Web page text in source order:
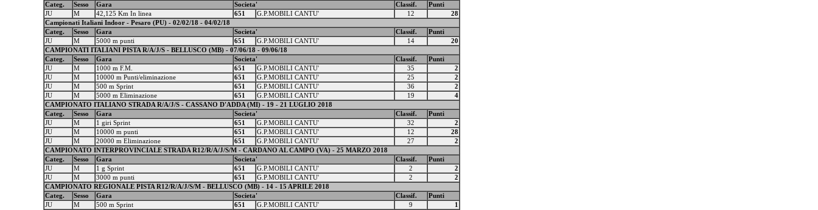
Categ.
Sesso Gara Societa' Classif.
Punti
JU
M 42,125 Km In linea 651 G.P.MOBILI CANTU' 12
28
Campionati Italiani Indoor - Pesaro (PU) - 02/02/18 - 04/02/18
Categ.
Sesso Gara Societa' Classif.
Punti
JU
M 5000 m punti 651 G.P.MOBILI CANTU' 14
20
CAMPIONATI ITALIANI PISTA R/A/J/S - BELLUSCO (MB) - 07/06/18 - 09/06/18
Categ.
Sesso Gara Societa' Classif.
Punti
JU
M 1000 m F.M. 651 G.P.MOBILI CANTU' 35
2
JU
M 10000 m Punti/eliminazione 651 G.P.MOBILI CANTU' 25
2
JU
M 500 m Sprint 651 G.P.MOBILI CANTU' 36
2
JU
M 5000 m Eliminazione 651 G.P.MOBILI CANTU' 19
4
CAMPIONATO ITALIANO STRADA R/A/J/S - CASSANO D'ADDA (MI) - 19 - 21 LUGLIO 2018
Categ.
Sesso Gara Societa' Classif.
Punti
JU
M 1 giri Sprint 651 G.P.MOBILI CANTU' 32
2
JU
M 10000 m punti 651 G.P.MOBILI CANTU' 12
28
JU
M 20000 m Eliminazione 651 G.P.MOBILI CANTU' 27
2
CAMPIONATO INTERPROVINCIALE STRADA R12/R/A/J/S/M - CARDANO AL CAMPO (VA) - 25 MARZO 2018
Categ.
Sesso Gara Societa' Classif.
Punti
JU
M 1 g Sprint 651 G.P.MOBILI CANTU' 2
2
JU
M 3000 m punti 651 G.P.MOBILI CANTU' 2
2
CAMPIONATO REGIONALE PISTA R12/R/A/J/S/M - BELLUSCO (MB) - 14 - 15 APRILE 2018
Categ.
Sesso Gara Societa' Classif.
Punti
JU
M 500 m Sprint 651 G.P.MOBILI CANTU' 9
1